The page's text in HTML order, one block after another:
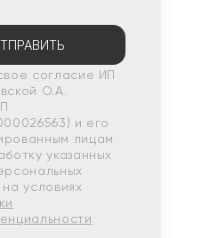
согласие ИП
О.А.
и его
лицам
указанных
условиях